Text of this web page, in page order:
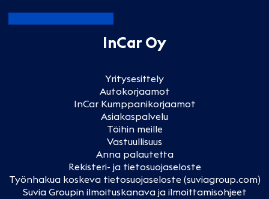
InCar Oy
Yritysesittely
Autokorjaamot
InCar Kumppanikorjaamot
Asiakaspalvelu
Töihin meille
Vastuullisuus
Anna palautetta
Rekisteri- ja tietosuojaseloste
Työnhakua koskeva tietosuojaseloste (suviagroup.com)
Suvia Groupin ilmoituskanava ja ilmoittamisohjeet